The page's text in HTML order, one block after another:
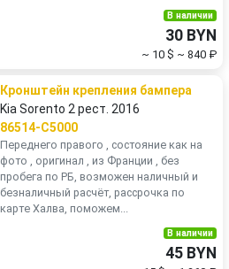
В наличии
30 BYN
~ 10 $ ~ 840 ₽
Кронштейн крепления бампера
Kia Sorento 2 рест. 2016
86514-C5000
Переднего правого , состояние как на
фото , оригинал , из Франции , без
пробега по РБ, возможен наличный и
безналичный расчёт, рассрочка по
карте Халва, поможем...
В наличии
45 BYN